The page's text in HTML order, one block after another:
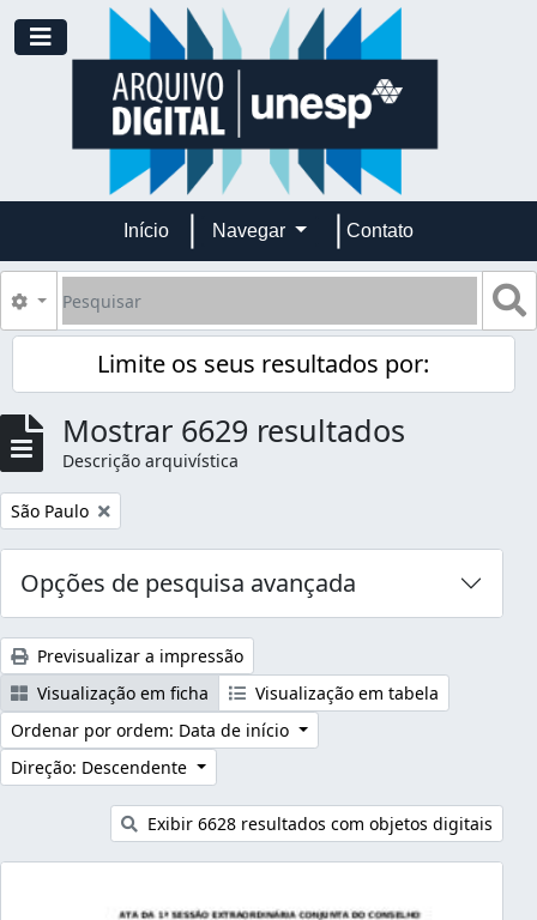
Skip to main content
Toggle navigation
Início Navegar Contato
Pesquisar
Opções de busca
Limite os seus resultados por:
Mostrar 6629 resultados
Descrição arquivística
Remover filtro:
São Paulo
Opções de pesquisa avançada
Previsualizar a impressão
Visualização em ficha
Visualização em tabela
Ordenar por ordem: Data de início
Direção: Descendente
Exibir 6628 resultados com objetos digitais